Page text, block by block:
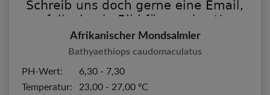
Afrikanischer Mondsalmler
Bathyaethiops caudomaculatus
PH-Wert:
6,30 - 7,30
Temperatur:
23,00 - 27,00 ºC